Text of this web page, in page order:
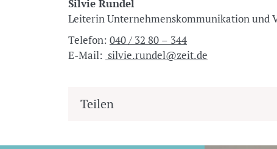
Silvie Rundel
Leiterin Unternehmenskommunikation
Telefon: 040 / 32 80 – 344
E-Mail: silvie.rundel@zeit.de
Teilen